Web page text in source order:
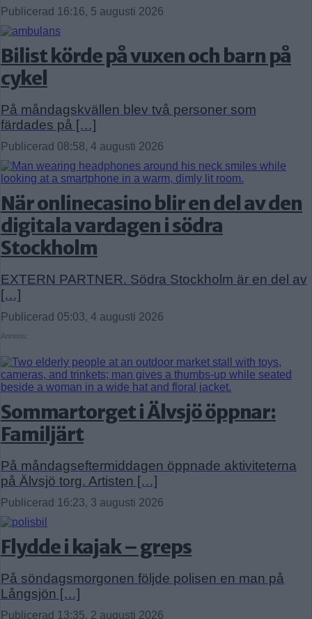
Publicerad 16:16, 5 augusti 2026
Bilist körde på vuxen och barn på
cykel
På måndagskvällen blev två personer som
färdades på […]
Publicerad 08:58, 4 augusti 2026
När onlinecasino blir en del av den
digitala vardagen i södra
Stockholm
EXTERN PARTNER. Södra Stockholm är en del av
[…]
Publicerad 05:03, 4 augusti 2026
Annons:
Sommartorget i Älvsjö öppnar:
Familjärt
På måndagseftermiddagen öppnade aktiviteterna
på Älvsjö torg. Artisten […]
Publicerad 16:23, 3 augusti 2026
Flydde i kajak – greps
På söndagsmorgonen följde polisen en man på
Långsjön […]
Publicerad 13:35, 2 augusti 2026